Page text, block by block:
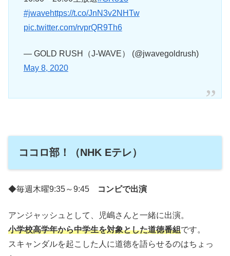
#jwavehttps://t.co/JnN3v2NHTw
pic.twitter.com/rvprQR9Th6
— GOLD RUSH（J-WAVE） (@jwavegoldrush)
May 8, 2020
ココロ部！（NHK Eテレ）
◆毎週木曜9:35～9:45 コンビで出演
アンジャッシュとして、児嶋さんと一緒に出演。
小学校高学年から中学生を対象とした道徳番組です。
スキャンダルを起こした人に道徳を語らせるのはちょっ